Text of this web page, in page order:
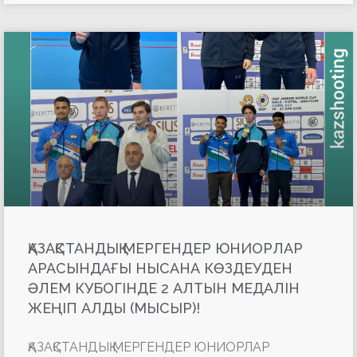
ҚАЗАҚСТАНДЫҚ МЕРГЕНДЕР ЮНИОРЛАР
АРАСЫНДАҒЫ НЫСАНА КӨЗДЕУДЕН
ӘЛЕМ КУБОГІНДЕ 2 АЛТЫН МЕДАЛІН
ЖЕҢІП АЛДЫ (МЫСЫР)!
ҚАЗАҚСТАНДЫҚ МЕРГЕНДЕР ЮНИОРЛАР